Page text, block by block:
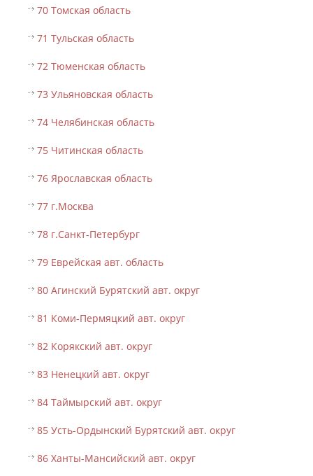
70 Томская область
71 Тульская область
72 Тюменская область
73 Ульяновская область
74 Челябинская область
75 Читинская область
76 Ярославская область
77 г.Москва
78 г.Санкт-Петербург
79 Еврейская авт. область
80 Агинский Бурятский авт. округ
81 Коми-Пермяцкий авт. округ
82 Корякский авт. округ
83 Ненецкий авт. округ
84 Таймырский авт. округ
85 Усть-Ордынский Бурятский авт. округ
86 Ханты-Мансийский авт. округ